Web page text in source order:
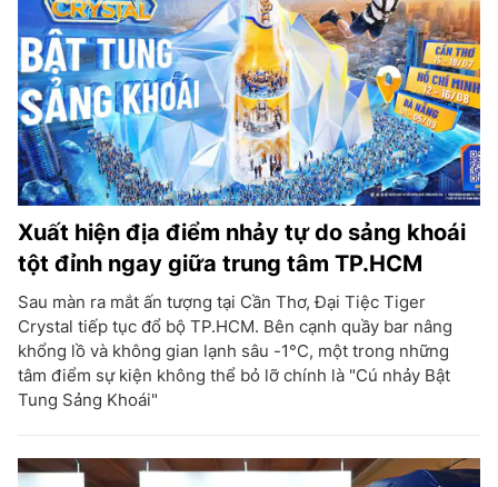
Xuất hiện địa điểm nhảy tự do sảng khoái
tột đỉnh ngay giữa trung tâm TP.HCM
Sau màn ra mắt ấn tượng tại Cần Thơ, Đại Tiệc Tiger
Crystal tiếp tục đổ bộ TP.HCM. Bên cạnh quầy bar nâng
khổng lồ và không gian lạnh sâu -1°C, một trong những
tâm điểm sự kiện không thể bỏ lỡ chính là "Cú nhảy Bật
Tung Sảng Khoái"